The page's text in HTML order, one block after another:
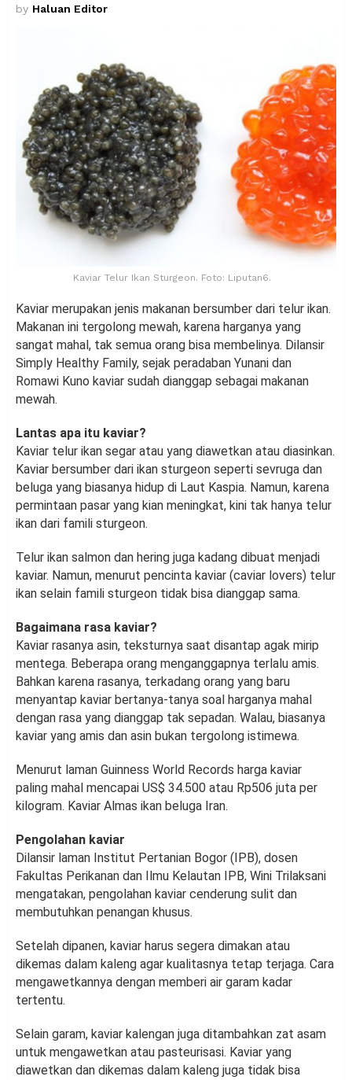
by Haluan Editor
Kaviar Telur Ikan Sturgeon. Foto: Liputan6.
Kaviar merupakan jenis makanan bersumber dari telur ikan.
Makanan ini tergolong mewah, karena harganya yang
sangat mahal, tak semua orang bisa membelinya. Dilansir
Simply Healthy Family, sejak peradaban Yunani dan
Romawi Kuno kaviar sudah dianggap sebagai makanan
mewah.
Lantas apa itu kaviar?
Kaviar telur ikan segar atau yang diawetkan atau diasinkan.
Kaviar bersumber dari ikan sturgeon seperti sevruga dan
beluga yang biasanya hidup di Laut Kaspia. Namun, karena
permintaan pasar yang kian meningkat, kini tak hanya telur
ikan dari famili sturgeon.
Telur ikan salmon dan hering juga kadang dibuat menjadi
kaviar. Namun, menurut pencinta kaviar (caviar lovers) telur
ikan selain famili sturgeon tidak bisa dianggap sama.
Bagaimana rasa kaviar?
Kaviar rasanya asin, teksturnya saat disantap agak mirip
mentega. Beberapa orang menganggapnya terlalu amis.
Bahkan karena rasanya, terkadang orang yang baru
menyantap kaviar bertanya-tanya soal harganya mahal
dengan rasa yang dianggap tak sepadan. Walau, biasanya
kaviar yang amis dan asin bukan tergolong istimewa.
Menurut laman Guinness World Records harga kaviar
paling mahal mencapai US$ 34.500 atau Rp506 juta per
kilogram. Kaviar Almas ikan beluga Iran.
Pengolahan kaviar
Dilansir laman Institut Pertanian Bogor (IPB), dosen
Fakultas Perikanan dan Ilmu Kelautan IPB, Wini Trilaksani
mengatakan, pengolahan kaviar cenderung sulit dan
membutuhkan penangan khusus.
Setelah dipanen, kaviar harus segera dimakan atau
dikemas dalam kaleng agar kualitasnya tetap terjaga. Cara
mengawetkannya dengan memberi air garam kadar
tertentu.
Selain garam, kaviar kalengan juga ditambahkan zat asam
untuk mengawetkan atau pasteurisasi. Kaviar yang
diawetkan dan dikemas dalam kaleng juga tidak bisa